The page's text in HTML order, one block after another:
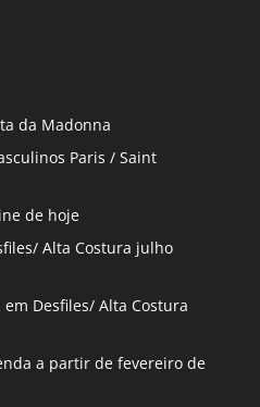
da Madonna
Paris / Saint
de hoje
Alta Costura julho
em Desfiles/ Alta Costura
a partir de fevereiro de